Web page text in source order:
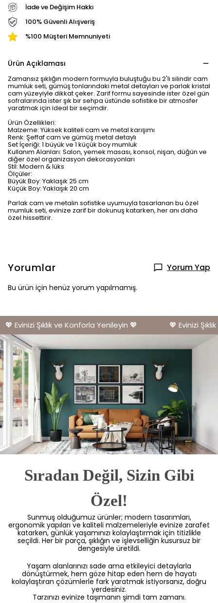
İade ve Değişim Hakkı
100% Güvenli Alışveriş
%100 Müşteri Memnuniyeti
Ürün Açıklaması
Zamansız şıklığın modern formuyla buluştuğu bu 2'li silindir cam
mumluk seti, gümüş tonlarındaki metal detayları ve parlak kristal
cam yüzeyiyle dikkat çeker. Zarif formu sayesinde ister özel gün
sofralarında ister şık bir sehpa üstünde sofistike bir atmosfer
yaratmak için ideal bir seçimdir.
Ürün Özellikleri:
Malzeme: Yüksek kaliteli cam ve metal karışımı
Renk: Şeffaf cam ve gümüş metal detaylı
Set İçeriği: 1 büyük ve 1 küçük boy mumluk
Kullanım Alanları: Salon, yemek masası, konsol, nişan, düğün ve
diğer özel organizasyon dekorasyonları
Stil: Modern & lüks
Ölçüler:
Büyük Boy: Yaklaşık 25 cm
Küçük Boy: Yaklaşık 20 cm
Parlak cam ve metalin sofistike uyumuyla tasarlanan bu özel
mumluk seti, evinize zarif bir dokunuş katarken, her anı daha
özel hissettirir.
Yorumlar Yorum Yap
Bu ürün için henüz yorum yapılmamış.
💖 Evinizi Şıklık ve Konforla Yenileyin 💖 💖 Evinizi
Sıradan Değil, Sizin Gibi
Özel!
Sunmuş olduğumuz ürünler; modern tasarımları,
ergonomik yapıları ve kaliteli malzemeleriyle evinize zarafet
katarken, günlük yaşamınızı kolaylaştırmak için titizlikle
seçildi. Her bir parça, şıklığın ve işlevselliğin kusursuz bir
dengesiyle üretildi.
Yaşam alanlarınızı sade ama etkileyici detaylarla
dönüştürmek, hem göze hitap eden hem de hayatı
kolaylaştıran çözümlerle fark yaratmak istiyorsanız, doğru
yerdesiniz.
Tarzınızı evinize taşımanın şimdi tam zamanı.